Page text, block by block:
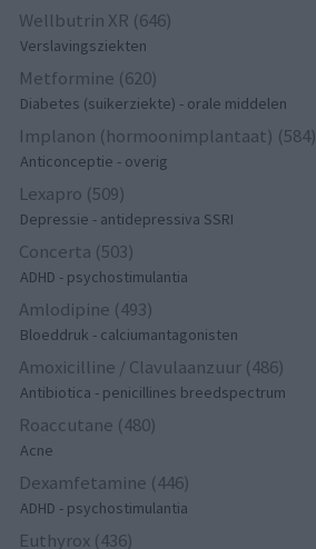
Wellbutrin XR (646)
Verslavingsziekten
Metformine (620)
Diabetes (suikerziekte) - orale middelen
Implanon (hormoonimplantaat) (584)
Anticonceptie - overig
Lexapro (509)
Depressie - antidepressiva SSRI
Concerta (503)
ADHD - psychostimulantia
Amlodipine (493)
Bloeddruk - calciumantagonisten
Amoxicilline / Clavulaanzuur (486)
Antibiotica - penicillines breedspectrum
Roaccutane (480)
Acne
Dexamfetamine (446)
ADHD - psychostimulantia
Euthyrox (436)